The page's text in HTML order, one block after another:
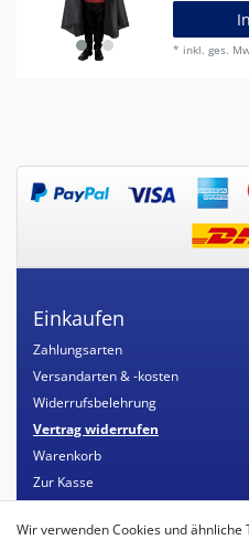
* inkl. ges.
Einkaufen
Zahlungsarten
Versandarten & -kosten
Widerrufsbelehrung
Vertrag widerrufen
Warenkorb
Zur Kasse
Mein Konto
Wir verwenden Cookies und